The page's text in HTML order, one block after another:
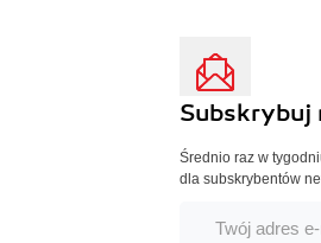
Subskrybuj
Średnio raz w
dla subskrybentów